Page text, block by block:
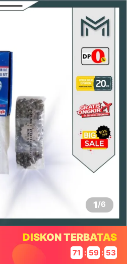
1/6
DISKON TERBATAS
71 : 59 : 52